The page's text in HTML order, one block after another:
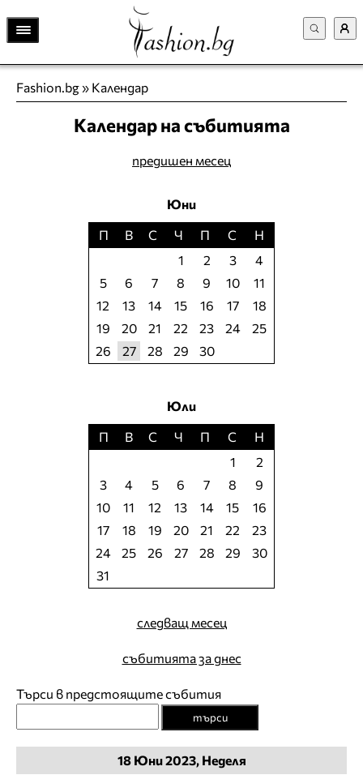
Fashion.bg» Календар
Календар на събитията
предишен месец
Юни
П
В С Ч П С
Н
1
2 3
4
5
6 7 8 9 10
11
12
13 14 15 16 17
18
19
20 21 22 23 24
25
26
27 28 29 30
Юли
П
В С Ч П С
Н
1
2
3
4 5 6 7 8
9
10
11 12 13 14 15
16
17
18 19 20 21 22
23
24
25 26 27 28 29
30
31
следващ месец
събитията за днес
Търси в предстоящите събития
търси
18 Юни2023, Неделя